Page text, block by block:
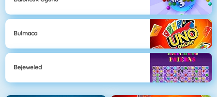
Bulmaca
Bejeweled